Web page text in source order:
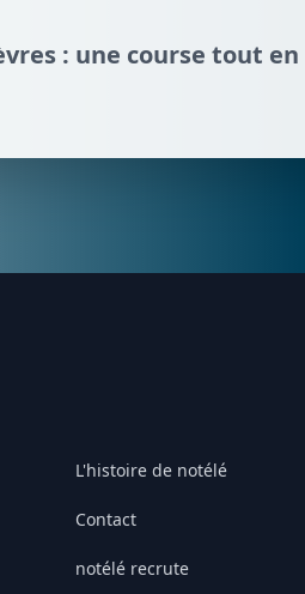
: une course tout en
L'histoire de notélé
Contact
notélé recrute